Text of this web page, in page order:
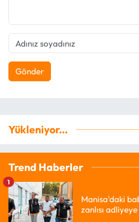
Gönder
Yükleniyor...
Trend Haberler
Manisa'daki
zanlısı
1